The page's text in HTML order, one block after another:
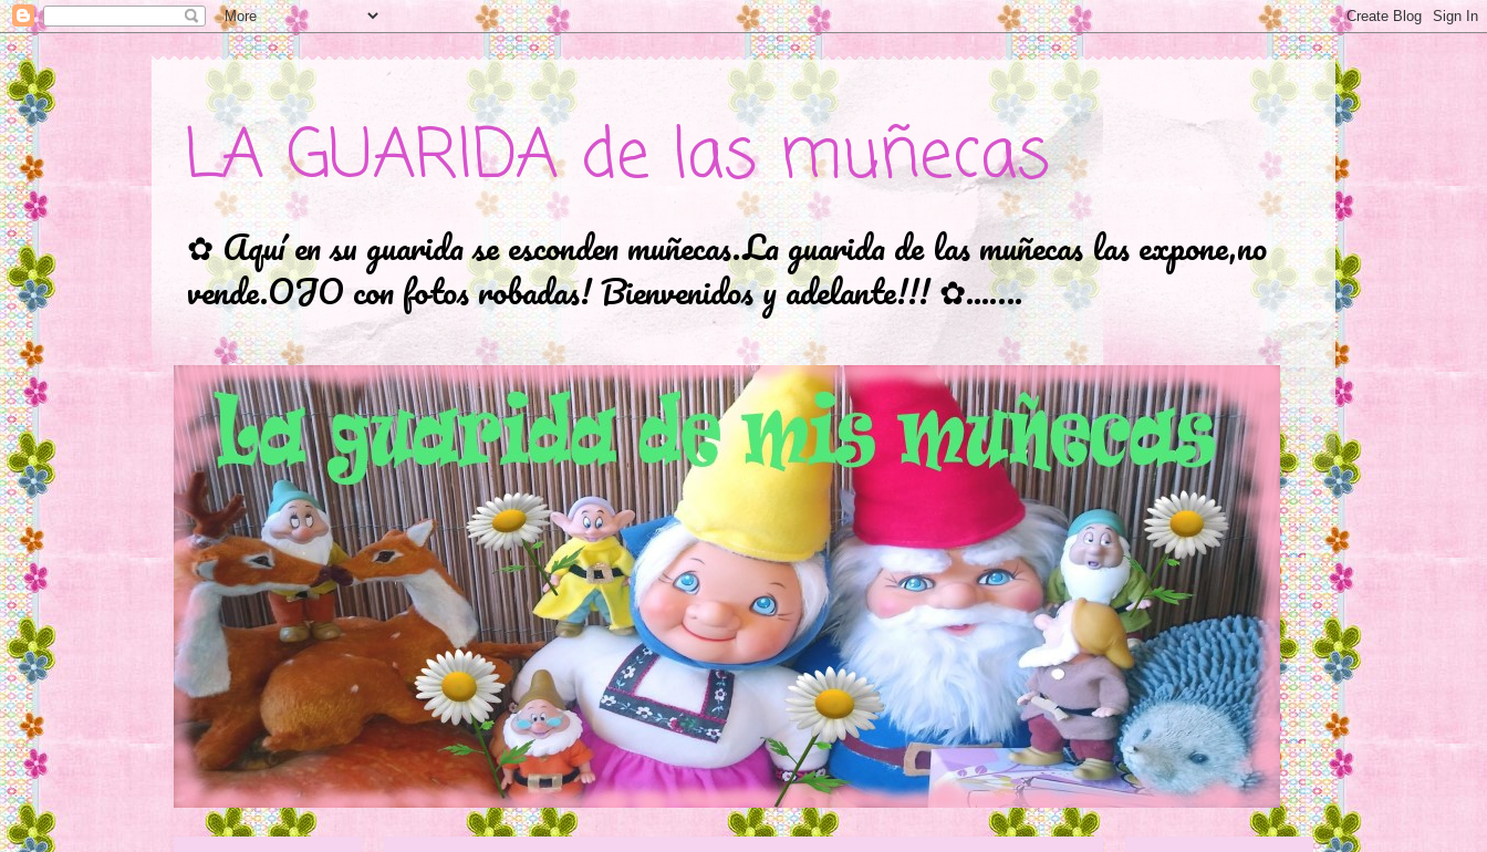
LA GUARIDA de las muñecas
✿ Aquí en su guarida se esconden muñecas.La guarida de las muñecas las expone,no
vende.OJO con fotos robadas! Bienvenidos y adelante!!! ✿...….